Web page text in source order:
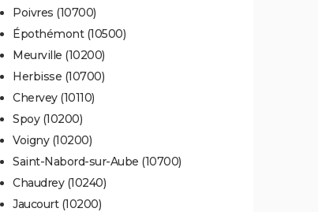
Poivres (10700)
Épothémont (10500)
Meurville (10200)
Herbisse (10700)
Chervey (10110)
Spoy (10200)
Voigny (10200)
Saint-Nabord-sur-Aube (10700)
Chaudrey (10240)
Jaucourt (10200)